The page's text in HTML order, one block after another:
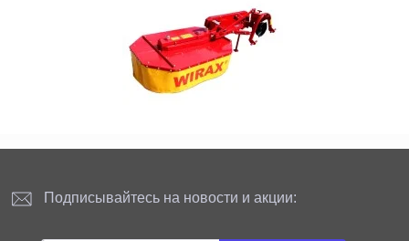
Подписывайтесь на новости и акции: